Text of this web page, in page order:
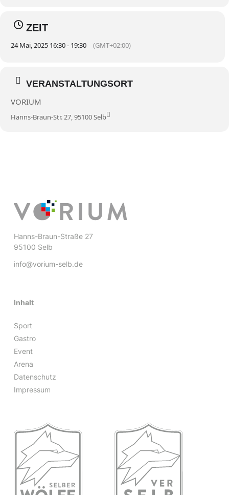
ZEIT
24 Mai, 2025 16:30 - 19:30 (GMT+02:00)
VERANSTALTUNGSORT
VORIUM
Hanns-Braun-Str. 27, 95100 Selb
Hanns-Braun-Straße 27
95100 Selb
info@vorium-selb.de
Inhalt
Sport
Gastro
Event
Arena
Datenschutz
Impressum